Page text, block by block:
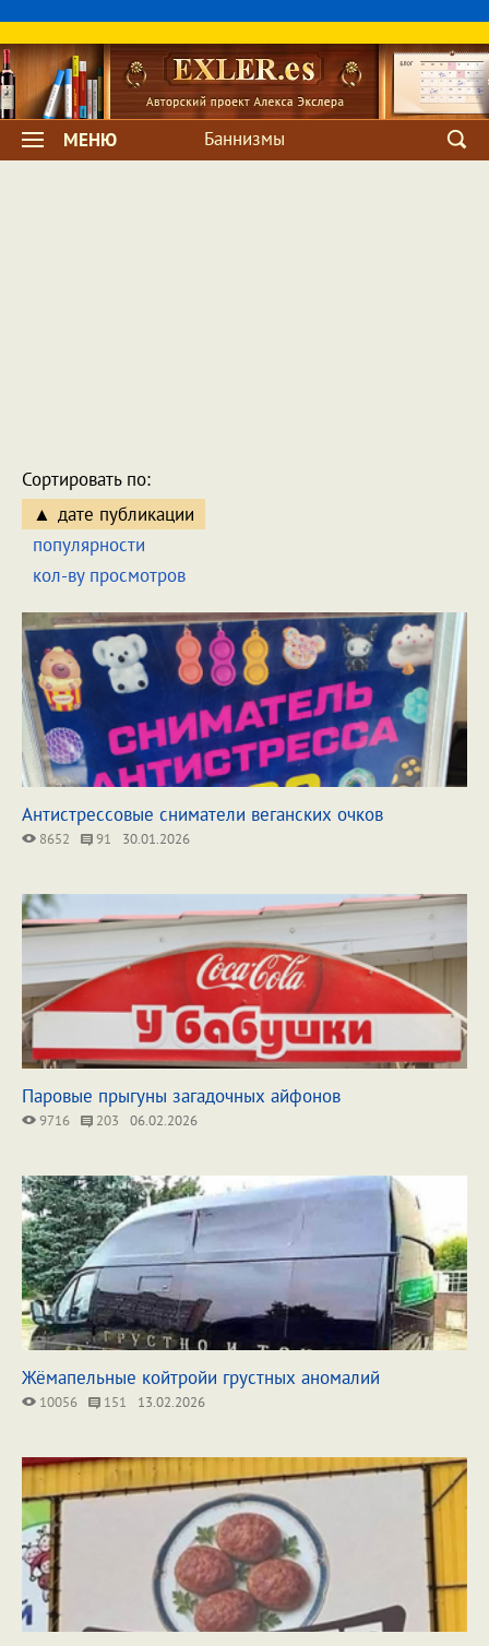
МЕНЮ Баннизмы
Сортировать по:
дате публикации
популярности
кол-ву просмотров
Антистрессовые сниматели веганских очков
8652 91 30.01.2026
Паровые прыгуны загадочных айфонов
9716 203 06.02.2026
Жёмапельные койтройи грустных аномалий
10056 151 13.02.2026